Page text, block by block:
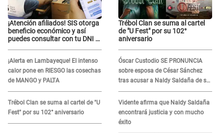
¡Atención afiliados! SIS otorga
beneficio económico y así
puedes consultar con tu DNI si
¡Alerta en Lambayeque! El intenso
calor pone en RIESGO las cosechas
de MANGO y PALTA
Trébol Clan se suma al cartel de "U
Fest" por su 102° aniversario
Trébol Clan se suma al cartel
de "U Fest" por su 102°
aniversario
Óscar Custodio SE PRONUNCIA
sobre esposa de César Sánchez
tras acusar a Naldy Saldaña de ser
PAREJA del músico: "Lo dejo en
manos de la justicia"
Vidente afirma que Naldy Saldaña
encontrará justicia y con mucho
éxito